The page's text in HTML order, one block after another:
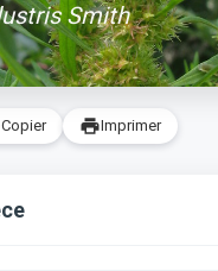
Smith
Copier printImprimer